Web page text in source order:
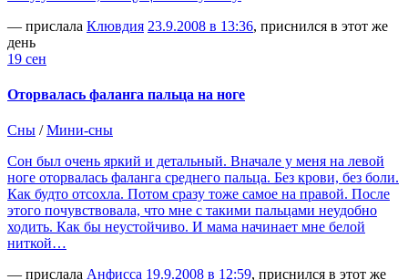
— прислала Клювдия 23.9.2008 в 13:36, приснился в этот же
день
19 сен
Оторвалась фаланга пальца на ноге
Сны /Мини-сны
Сон был очень яркий и детальный. Вначале у меня на левой
ноге оторвалась фаланга среднего пальца. Без крови, без боли.
Как будто отсохла. Потом сразу тоже самое на правой. После
этого почувствовала, что мне с такими пальцами неудобно
ходить. Как бы неустойчиво. И мама начинает мне белой
ниткой…
— прислала Анфисса 19.9.2008 в 12:59, приснился в этот же